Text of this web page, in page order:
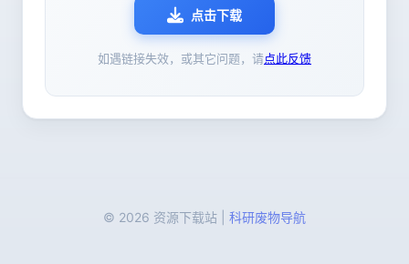
点击下载
如遇链接失效，或其它问题，请点此反馈
© 2026 资源下载站 | 科研废物导航